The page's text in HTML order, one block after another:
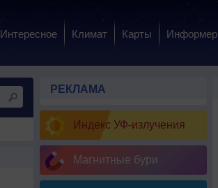
Интересное Климат Карты Информер
РЕКЛАМА
Индекс УФ-излучения
Магнитные бури